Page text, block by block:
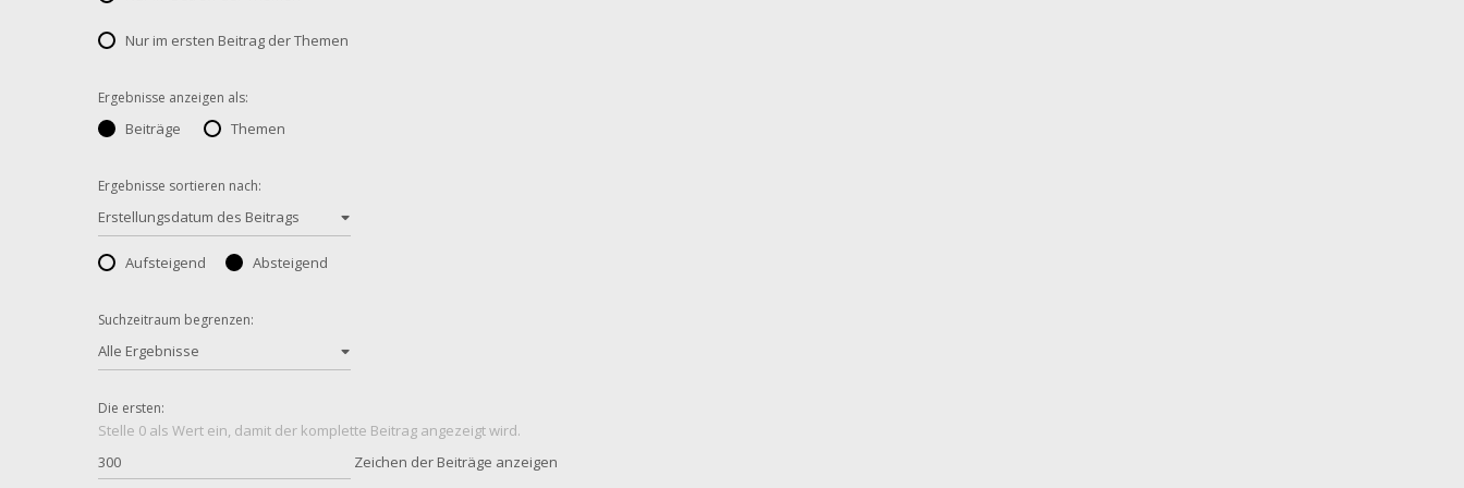
Nur im ersten Beitrag der Themen
Ergebnisse anzeigen als:
Beiträge Themen
Ergebnisse sortieren nach:
Erstellungsdatum des Beitrags
Aufsteigend Absteigend
Suchzeitraum begrenzen:
Alle Ergebnisse
Die ersten:
Stelle 0 als Wert ein, damit der komplette Beitrag angezeigt wird.
Zeichen der Beiträge anzeigen